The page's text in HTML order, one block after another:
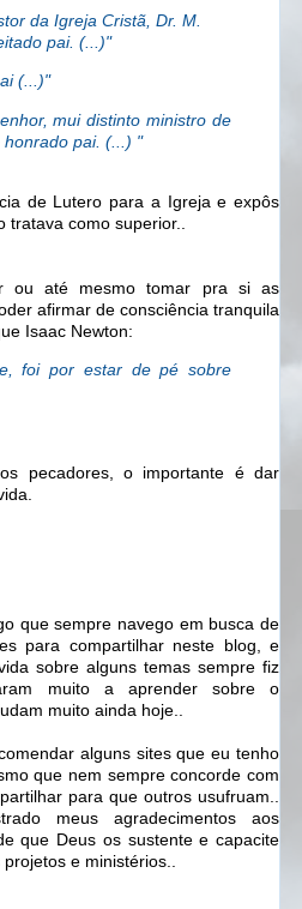
da Igreja Cristã, Dr. M.
pai. (...)"
(...)"
mui distinto ministro de
pai. (...) "
de Lutero para a Igreja e expôs
como superior..
ou até mesmo tomar pra si as
afirmar de consciência tranquila
Isaac Newton:
foi por estar de pé sobre
pecadores, o importante é dar
que sempre navego em busca de
para compartilhar neste blog, e
sobre alguns temas sempre fiz
muito a aprender sobre o
muito ainda hoje..
alguns sites que eu tenho
que nem sempre concorde com
para que outros usufruam..
meus agradecimentos aos
que Deus os sustente e capacite
e ministérios..